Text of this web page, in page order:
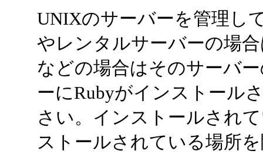
UNIXのサーバーを管理し
やレンタルサーバーの場
などの場合はそのサーバ
ーにRubyがインストール
さい。インストールされ
ストールされている場所